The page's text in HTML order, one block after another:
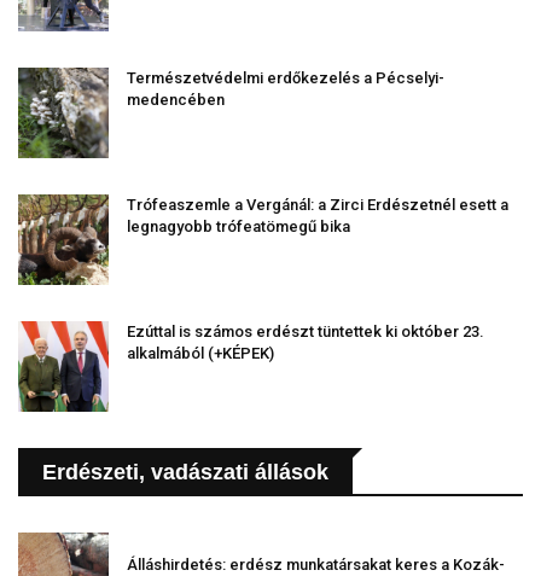
Természetvédelmi erdőkezelés a Pécselyi-
medencében
Trófeaszemle a Vergánál: a Zirci Erdészetnél esett a
legnagyobb trófeatömegű bika
Ezúttal is számos erdészt tüntettek ki október 23.
alkalmából (+KÉPEK)
Erdészeti, vadászati állások
Álláshirdetés: erdész munkatársakat keres a Kozák-